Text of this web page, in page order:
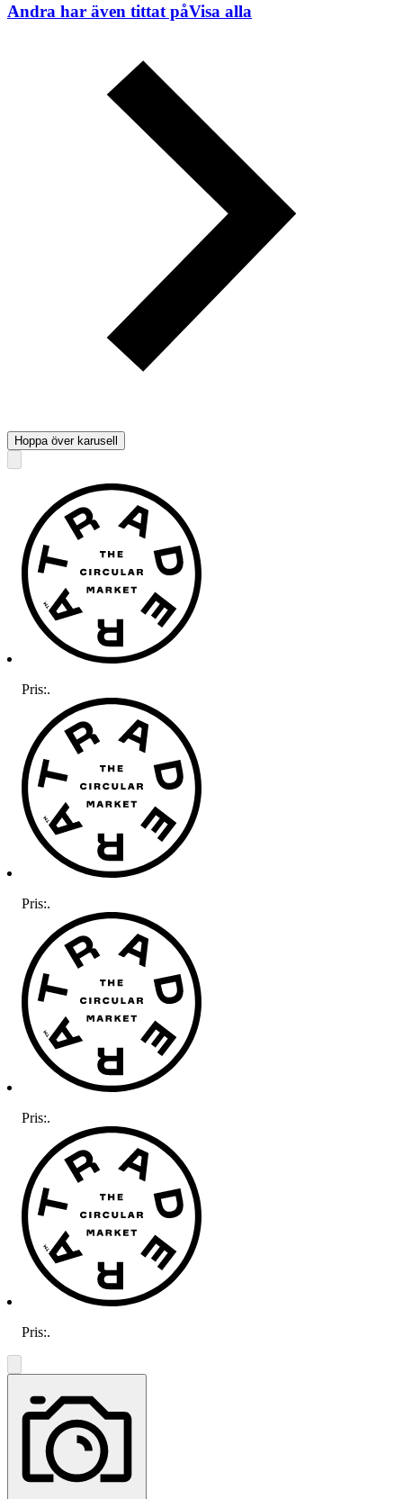
Andra har även tittat påVisa alla
Hoppa över karusell
Pris:.
Pris:.
Pris:.
Pris:.